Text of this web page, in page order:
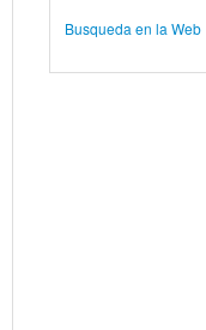
Busqueda en la Web